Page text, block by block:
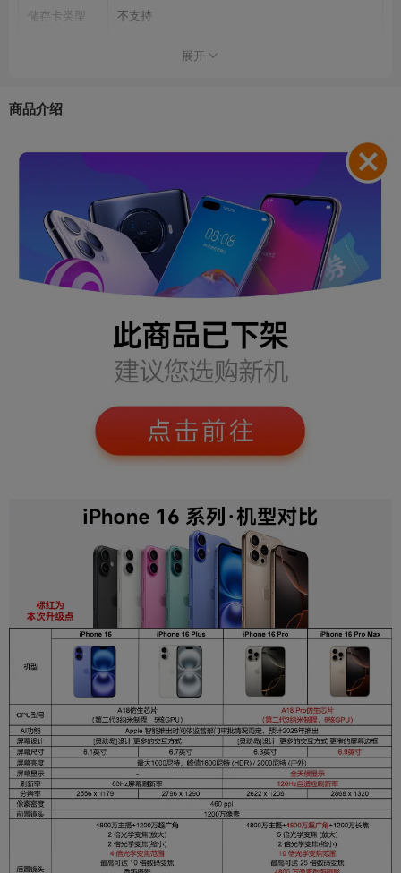
储存卡类型 不支持
149.6mm×71.5mm×8.25mm（长×宽×厚）
显示屏幕
屏幕尺寸 6.3 英寸
主屏分辨率 2622 x 1206
OLED
1600 尼特峰值亮度 (HDR)；2000 尼特峰值亮度
120Hz
苹果（iOS）
A18 Pro
GPU型号 新一代 6 核图形处理器
网络
手机类型 5G手机,智能手机
网络制式
5G网络,4G全网通,移动4G（TD-LTE）,联通4G
（TD/FDD-LTE）,电信4G（TD/FDD-LTE）,移动
2G/联通2G（GSM ）
SIM卡规格 两个Nano SIM卡
展开
商品介绍